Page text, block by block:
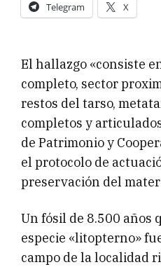
Telegram X
El hallazgo «consiste
completo, sector
restos del tarso,
completos y
de Patrimonio y
el protocolo de
preservación del
Un fósil de 8.500 años
especie «litopterno»
campo de la localidad